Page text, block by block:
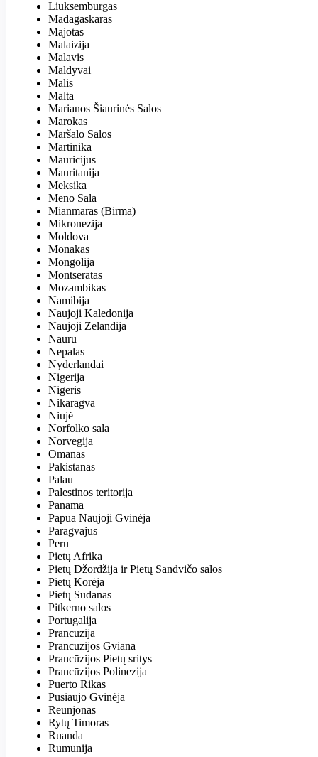
Liuksemburgas
Madagaskaras
Majotas
Malaizija
Malavis
Maldyvai
Malis
Malta
Marianos Šiaurinės Salos
Marokas
Maršalo Salos
Martinika
Mauricijus
Mauritanija
Meksika
Meno Sala
Mianmaras (Birma)
Mikronezija
Moldova
Monakas
Mongolija
Montseratas
Mozambikas
Namibija
Naujoji Kaledonija
Naujoji Zelandija
Nauru
Nepalas
Nyderlandai
Nigerija
Nigeris
Nikaragva
Niujė
Norfolko sala
Norvegija
Omanas
Pakistanas
Palau
Palestinos teritorija
Panama
Papua Naujoji Gvinėja
Paragvajus
Peru
Pietų Afrika
Pietų Džordžija ir Pietų Sandvičo salos
Pietų Korėja
Pietų Sudanas
Pitkerno salos
Portugalija
Prancūzija
Prancūzijos Gviana
Prancūzijos Pietų sritys
Prancūzijos Polinezija
Puerto Rikas
Pusiaujo Gvinėja
Reunjonas
Rytų Timoras
Ruanda
Rumunija